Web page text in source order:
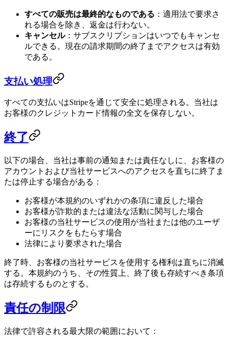
すべての販売は最終的なものである ：適用法で要求さ
れる場合を除き、返金は行わない。
キャンセル：サブスクリプションはいつでもキャンセ
ルできる。現在の請求期間の終了までアクセスは有効
である。
支払い処理
すべての支払いはStripeを通じて安全に処理される。当社は
お客様のクレジットカード情報の全文を保存しない。
終了
以下の場合、当社は事前の通知または責任なしに、お客様の
アカウントおよび当社サービスへのアクセスを直ちに終了ま
たは停止する場合がある：
お客様が本規約のいずれかの条項に違反した場合
お客様が詐欺的または違法な活動に関与した場合
お客様の当社サービスの使用が当社または他のユーザ
ーにリスクをもたらす場合
法律により要求された場合
終了時、お客様の当社サービスを使用する権利は直ちに消滅
する。本規約のうち、その性質上、終了後も存続すべき条項
は存続するものとする。
責任の制限
法律で許容される最大限の範囲において：